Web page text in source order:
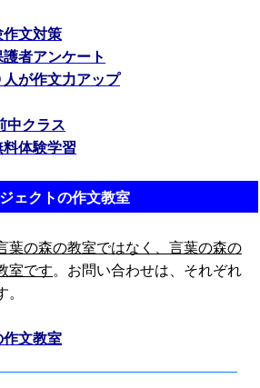
文対策
者アンケート
が作文力アップ
中クラス
体験学習
ェクトの作文教室
葉の森の教室ではなく、言葉の森の
室です。お問い合わせは、それぞれ
文教室